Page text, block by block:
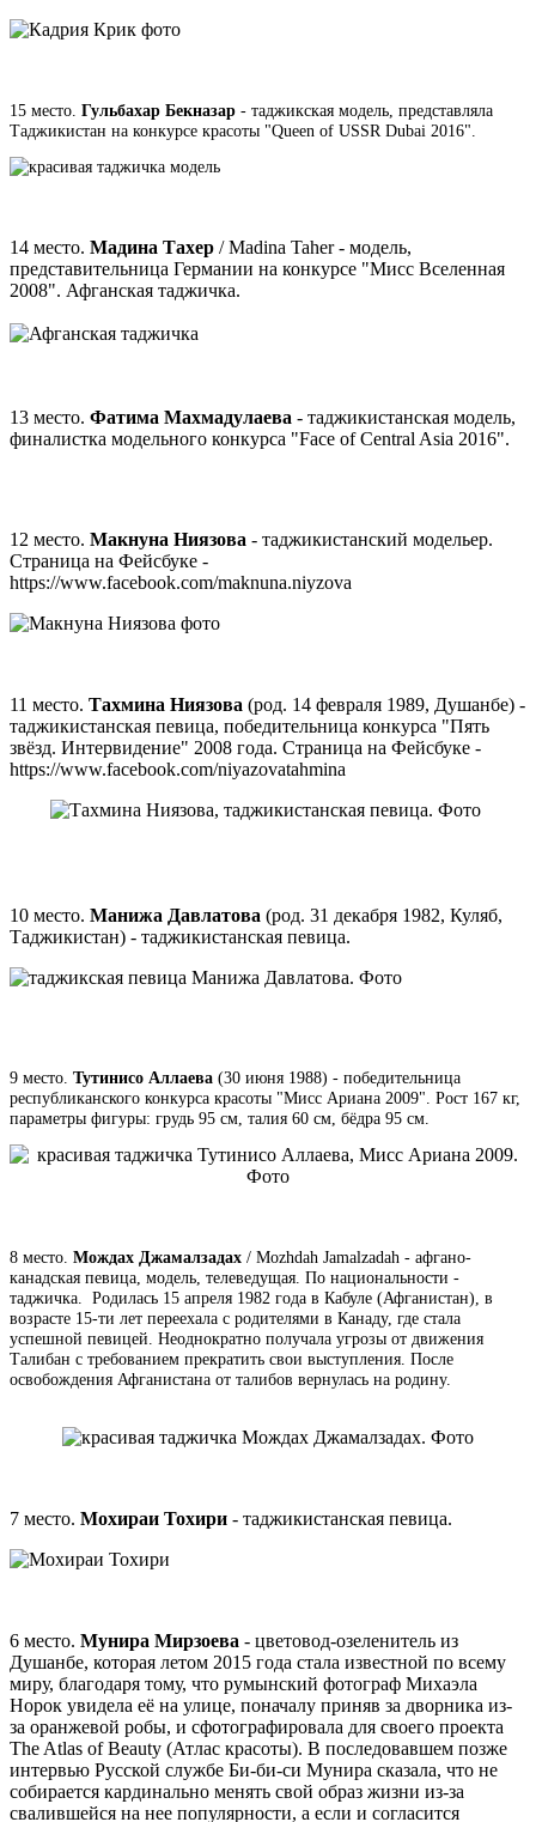
15 место. Гульбахар Бекназар - таджикская модель, представляла
Таджикистан на конкурсе красоты "Queen of USSR Dubai 2016".
14 место. Мадина Тахер / Madina Taher - модель,
представительница Германии на конкурсе "Мисс Вселенная
2008". Афганская таджичка.
13 место. Фатима Махмадулаева - таджикистанская модель,
финалистка модельного конкурса "Face of Central Asia 2016".
12 место. Макнуна Ниязова - таджикистанский модельер.
Страница на Фейсбуке -
https://www.facebook.com/maknuna.niyzova
11 место. Тахмина Ниязова (род. 14 февраля 1989, Душанбе) -
таджикистанская певица, победительница конкурса "Пять
звёзд. Интервидение" 2008 года. Страница на Фейсбуке -
https://www.facebook.com/niyazovatahmina
10 место. Манижа Давлатова (род. 31 декабря 1982, Куляб,
Таджикистан) - таджикистанская певица.
9 место. Тутинисо Аллаева (30 июня 1988) - победительница
республиканского конкурса красоты "Мисс Ариана 2009". Рост 167 кг,
параметры фигуры: грудь 95 см, талия 60 см, бёдра 95 см.
8 место. Мождах Джамалзадах / Mozhdah Jamalzadah - афгано-
канадская певица, модель, телеведущая. По национальности -
таджичка. Родилась 15 апреля 1982 года в Кабуле (Афганистан), в
возрасте 15-ти лет переехала с родителями в Канаду, где стала
успешной певицей. Неоднократно получала угрозы от движения
Талибан с требованием прекратить свои выступления. После
освобождения Афганистана от талибов вернулась на родину.
7 место. Мохираи Тохири - таджикистанская певица.
6 место. Мунира Мирзоева - цветовод-озеленитель из
Душанбе, которая летом 2015 года стала известной по всему
миру, благодаря тому, что румынский фотограф Михаэла
Норок увидела её на улице, поначалу приняв за дворника из-
за оранжевой робы, и сфотографировала для своего проекта
The Atlas of Beauty (Атлас красоты). В последовавшем позже
интервью Русской службе Би-би-си Мунира сказала, что не
собирается кардинально менять свой образ жизни из-за
свалившейся на нее популярности, а если и согласится